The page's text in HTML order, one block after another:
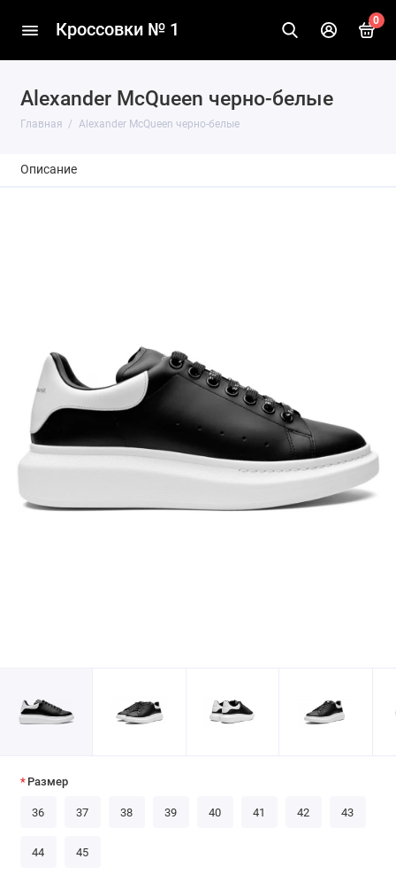
Кроссовки № 1 0
Alexander McQueen черно-белые
Главная Alexander McQueen черно-белые
Описание
Размер
36 37 38 39 40 41 42 43
44 45